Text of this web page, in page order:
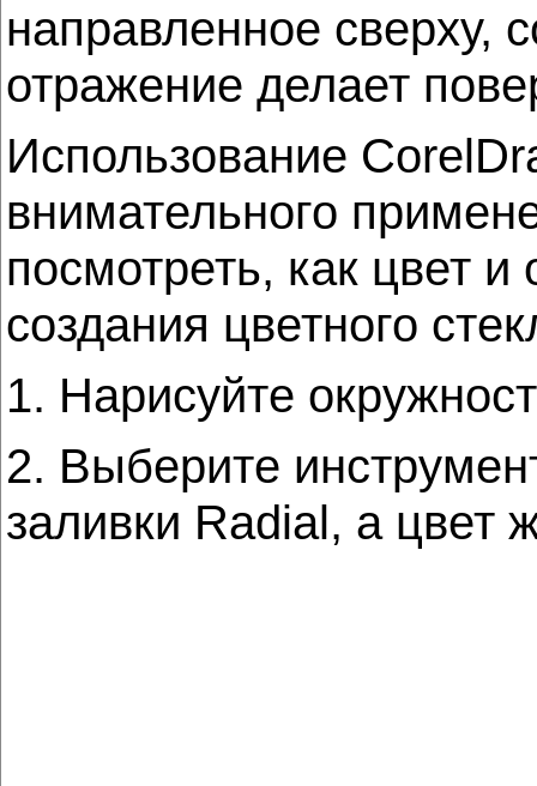
направленное сверху,
отражение делает
Использование
внимательного
посмотреть, как цвет
создания цветного
1. Нарисуйте
2. Выберите
заливки Radial, а цвет